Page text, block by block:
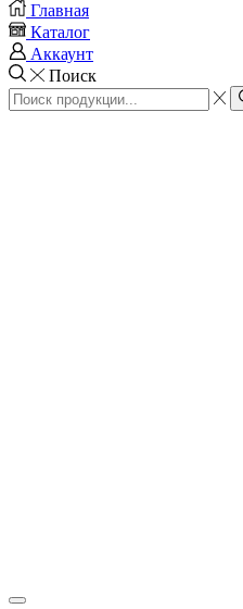
Главная
Каталог
Аккаунт
Поиск
Search
input